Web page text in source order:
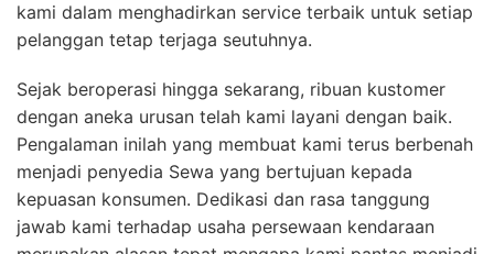
kami dalam menghadirkan service terbaik untuk setiap
pelanggan tetap terjaga seutuhnya.
Sejak beroperasi hingga sekarang, ribuan kustomer
dengan aneka urusan telah kami layani dengan baik.
Pengalaman inilah yang membuat kami terus berbenah
menjadi penyedia Sewa yang bertujuan kepada
kepuasan konsumen. Dedikasi dan rasa tanggung
jawab kami terhadap usaha persewaan kendaraan